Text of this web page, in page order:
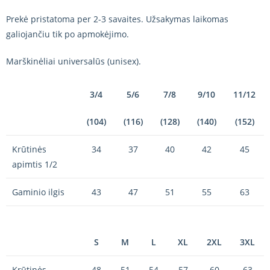
Prekė pristatoma per 2-3 savaites. Užsakymas laikomas
galiojančiu tik po apmokėjimo.
Marškinėliai universalūs (unisex).
3/4
(104)
5/6
(116)
7/8
(128)
9/10
(140)
11/12
(152)
Krūtinės
apimtis 1/2
34 37 40 42 45
Gaminio ilgis 43 47 51 55 63
S M L XL 2XL 3XL